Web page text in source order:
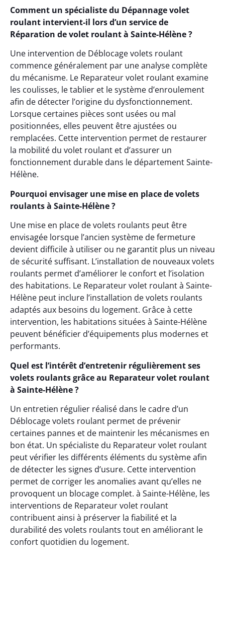
Comment un spécialiste du Dépannage volet
roulant intervient-il lors d’un service de
Réparation de volet roulant à Sainte-Hélène ?
Une intervention de Déblocage volets roulant
commence généralement par une analyse complète
du mécanisme. Le Reparateur volet roulant examine
les coulisses, le tablier et le système d’enroulement
afin de détecter l’origine du dysfonctionnement.
Lorsque certaines pièces sont usées ou mal
positionnées, elles peuvent être ajustées ou
remplacées. Cette intervention permet de restaurer
la mobilité du volet roulant et d’assurer un
fonctionnement durable dans le département Sainte-
Hélène.
Pourquoi envisager une mise en place de volets
roulants à Sainte-Hélène ?
Une mise en place de volets roulants peut être
envisagée lorsque l’ancien système de fermeture
devient difficile à utiliser ou ne garantit plus un niveau
de sécurité suffisant. L’installation de nouveaux volets
roulants permet d’améliorer le confort et l’isolation
des habitations. Le Reparateur volet roulant à Sainte-
Hélène peut inclure l’installation de volets roulants
adaptés aux besoins du logement. Grâce à cette
intervention, les habitations situées à Sainte-Hélène
peuvent bénéficier d’équipements plus modernes et
performants.
Quel est l’intérêt d’entretenir régulièrement ses
volets roulants grâce au Reparateur volet roulant
à Sainte-Hélène ?
Un entretien régulier réalisé dans le cadre d’un
Déblocage volets roulant permet de prévenir
certaines pannes et de maintenir les mécanismes en
bon état. Un spécialiste du Reparateur volet roulant
peut vérifier les différents éléments du système afin
de détecter les signes d’usure. Cette intervention
permet de corriger les anomalies avant qu’elles ne
provoquent un blocage complet. à Sainte-Hélène, les
interventions de Reparateur volet roulant
contribuent ainsi à préserver la fiabilité et la
durabilité des volets roulants tout en améliorant le
confort quotidien du logement.